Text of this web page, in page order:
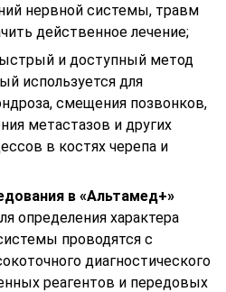
нервной системы, травм
действенное лечение;
и доступный метод
используется для
смещения позвонков,
метастазов и других
в костях черепа и
в «Альтамед+»
определения характера
проводятся с
диагностического
реагентов и передовых